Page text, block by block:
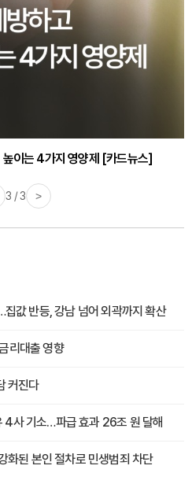
높이는 4가지 영양제 [카드뉴스]
3 / 3 >
값 반등, 강남 넘어 외곽까지 확산
리대출 영향
커진다
4사 기소…파급 효과 26조 원 달해
화된 본인 절차로 민생범죄 차단